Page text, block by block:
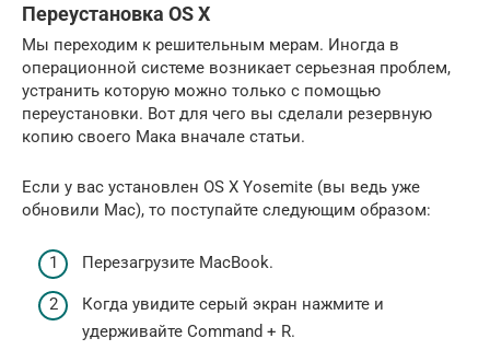
Переустановка OS X
Мы переходим к решительным мерам. Иногда в
операционной системе возникает серьезная проблем,
устранить которую можно только с помощью
переустановки. Вот для чего вы сделали резервную
копию своего Мака вначале статьи.
Если у вас установлен OS X Yosemite (вы ведь уже
обновили Mac), то поступайте следующим образом:
Перезагрузите MacBook.
Когда увидите серый экран нажмите и
удерживайте Command + R.